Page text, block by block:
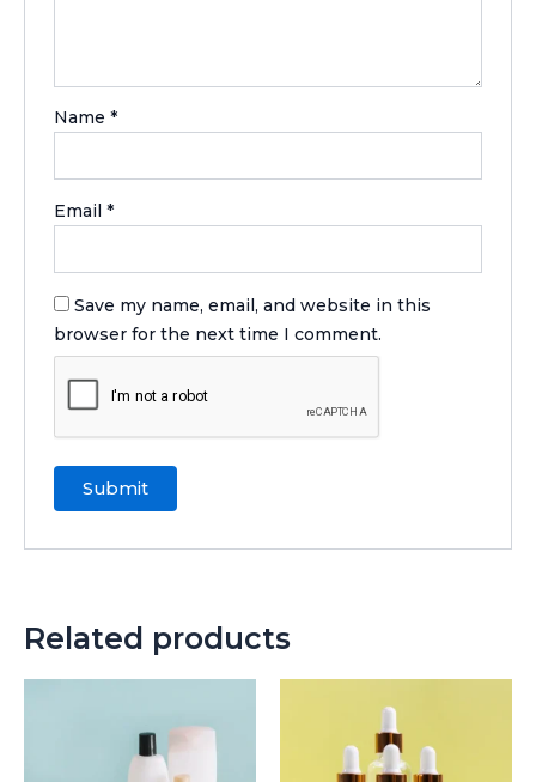
Name*
Email*
Save my name, email, and website in this
browser for the next time I comment.
Related products